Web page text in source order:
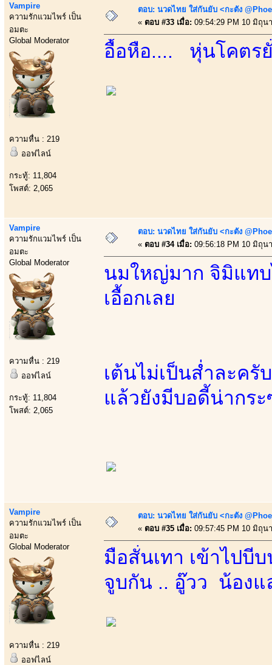
Vampire
ความรักแวมไพร์ เป็น
อมตะ
Global Moderator
ความหื่น : 219
ออฟไลน์
กระทู้: 11,804
โพสต์: 2,065
ตอบ: นวดไทย ใส่กันยับ <กะตัง
« ตอบ #33 เมื่อ: 09:54:29 PM 10 มิถุน
อื้อหือ.... หุ่นโคตรยั่
Vampire
ความรักแวมไพร์ เป็น
อมตะ
Global Moderator
ความหื่น : 219
ออฟไลน์
กระทู้: 11,804
โพสต์: 2,065
ตอบ: นวดไทย ใส่กันยับ <กะตัง
« ตอบ #34 เมื่อ: 09:56:18 PM 10 มิถุน
นมใหญ่มาก จิมิแท
เอื้อกเลย
เต้นไม่เป็นส่ำละค
แล้วยังมีบอดี้น่ากร
Vampire
ความรักแวมไพร์ เป็น
อมตะ
Global Moderator
ความหื่น : 219
ออฟไลน์
ตอบ: นวดไทย ใส่กันยับ <กะตัง
« ตอบ #35 เมื่อ: 09:57:45 PM 10 มิถุน
มือสั่นเทา เข้าไปบี
จูบกัน .. อู๊วว น้องแ